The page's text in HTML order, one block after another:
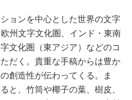
ョンを中心とした世界の文字
州文字文化圏、インド・東南
文化圏（東アジア）などのコ
だく。貴重な手稿からは豊か
創造性が伝わってくる。ま
と、竹筒や椰子の葉、樹皮、